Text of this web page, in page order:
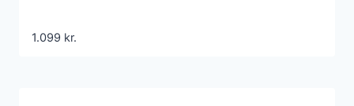
1.099 kr.